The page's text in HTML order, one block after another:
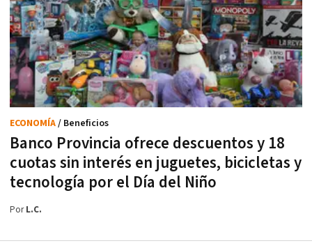
Banco Provincia ofrece descuentos y 18
cuotas sin interés en juguetes, bicicletas y
tecnología por el Día del Niño
ECONOMÍA/ Beneficios
PorL.C.